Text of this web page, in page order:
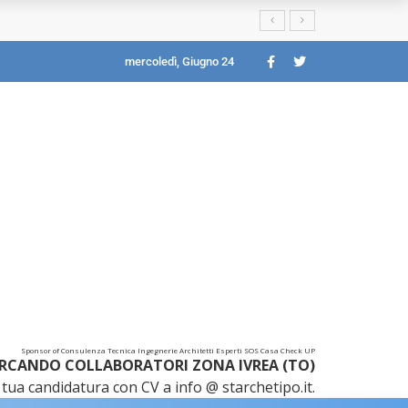
mercoledì, Giugno 24
Sponsor of Consulenza Tecnica Ingegnerie Architetti Esperti SOS Casa Check UP
COLLABORATORI ZONA IVREA (TO)
candidatura con CV a info @ starchetipo.it.